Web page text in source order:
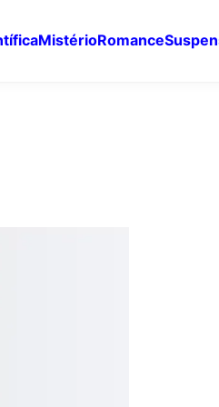
MistérioRomance